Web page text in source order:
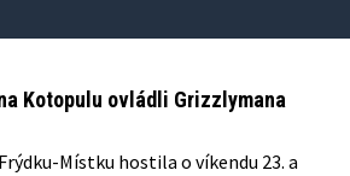
Kotopulu ovládli Grizzlymana
Místku hostila o víkendu 23. a